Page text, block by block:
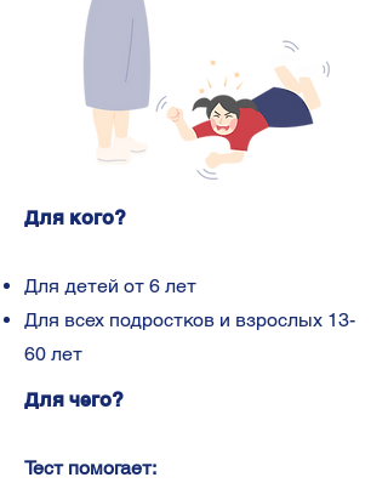
Для кого?
Для детей от 6 лет
Для всех подростков и взрослых 13-
60 лет
Для чего?
Тест помогает: